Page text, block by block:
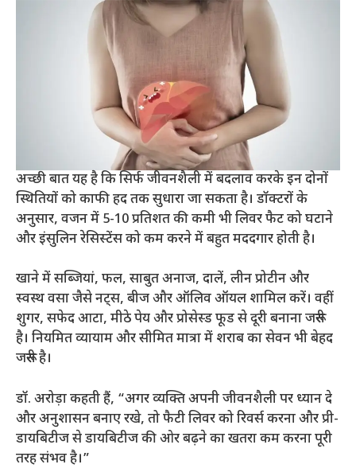
अच्छी बात यह है कि सिर्फ जीवनशैली में बदलाव करके इन दोनों
स्थितियों को काफी हद तक सुधारा जा सकता है। डॉक्टरों के
अनुसार, वजन में 5-10 प्रतिशत की कमी भी लिवर फैट को घटाने
और इंसुलिन रेसिस्टेंस को कम करने में बहुत मददगार होती है।
खाने में सब्जियां, फल, साबुत अनाज, दालें, लीन प्रोटीन और
स्वस्थ वसा जैसे नट्स, बीज और ऑलिव ऑयल शामिल करें। वहीं
शुगर, सफेद आटा, मीठे पेय और प्रोसेस्ड फूड से दूरी बनाना जरूरी
है। नियमित व्यायाम और सीमित मात्रा में शराब का सेवन भी बेहद
जरूरी है।
डॉ. अरोड़ा कहती हैं, “अगर व्यक्ति अपनी जीवनशैली पर ध्यान दे
और अनुशासन बनाए रखे, तो फैटी लिवर को रिवर्स करना और प्री-
डायबिटीज से डायबिटीज की ओर बढ़ने का खतरा कम करना पूरी
तरह संभव है।”